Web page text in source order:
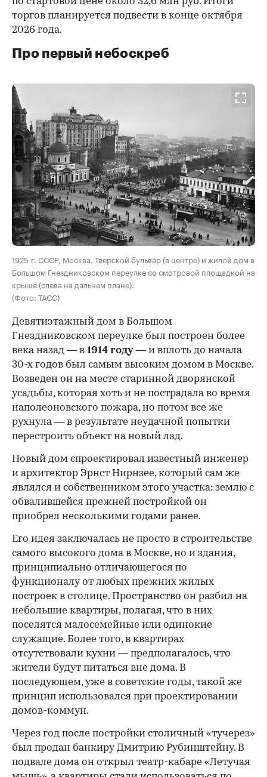
торгов планируется подвести в конце октября
2026 года.
Про первый небоскреб
00:00 / 00:00
1925 г. СССР, Москва. Тверской бульвар (в центре) и жилой дом в
Большом Гнездниковском переулке со смотровой площадкой на
крыше (слева на дальнем плане).
(Фото: ТАСС)
Девятиэтажный дом в Большом
Гнездниковском переулке был построен более
века назад — в 1914 году — и вплоть до начала
30-х годов был самым высоким домом в Москве.
Возведен он на месте старинной дворянской
усадьбы, которая хоть и не пострадала во время
наполеоновского пожара, но потом все же
рухнула — в результате неудачной попытки
перестроить объект на новый лад.
Новый дом спроектировал известный инженер
и архитектор Эрнст Нирнзее, который сам же
являлся и собственником этого участка: землю с
обвалившейся прежней постройкой он
приобрел несколькими годами ранее.
Его идея заключалась не просто в строительстве
самого высокого дома в Москве, но и здания,
принципиально отличающегося по
функционалу от любых прежних жилых
построек в столице. Пространство он разбил на
небольшие квартиры, полагая, что в них
поселятся малосемейные или одинокие
служащие. Более того, в квартирах
отсутствовали кухни — предполагалось, что
жители будут питаться вне дома. В
последующем, уже в советские годы, такой же
принцип использовался при проектировании
домов-коммун.
Через год после постройки столичный «тучерез»
был продан банкиру Дмитрию Рубинштейну. В
подвале дома он открыл театр-кабаре «Летучая